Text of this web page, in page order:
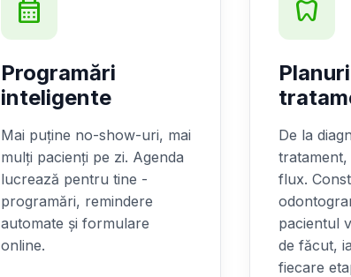
calendar_month
Programări
inteligente
Mai puține no-show-uri, mai
mulți pacienți pe zi. Agenda
lucrează pentru tine -
programări, remindere
automate și formulare
online.
dentistry
De la
flux.
pacientul
de făcut,
fiecare